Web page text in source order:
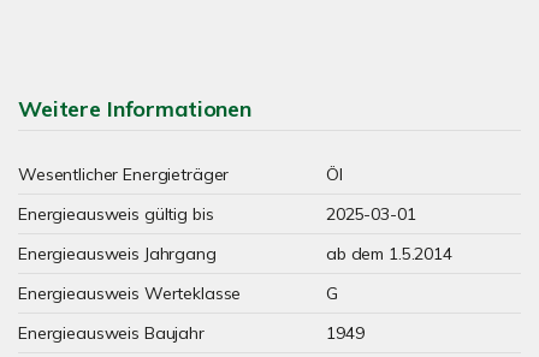
Weitere Informationen
Wesentlicher Energieträger
Öl
Energieausweis gültig bis
2025-03-01
Energieausweis Jahrgang
ab dem 1.5.2014
Energieausweis Werteklasse
G
Energieausweis Baujahr
1949